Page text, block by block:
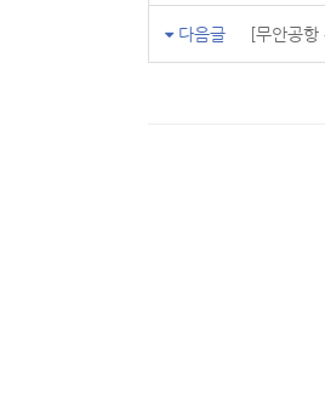
다음글 [무안공